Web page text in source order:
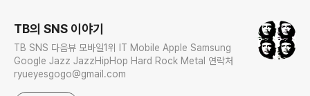
TB의 SNS 이야기
TB SNS 다음뷰 모바일1위 IT Mobile Apple Samsung
Google Jazz JazzHipHop Hard Rock Metal 연락처
ryueyesgogo@gmail.com